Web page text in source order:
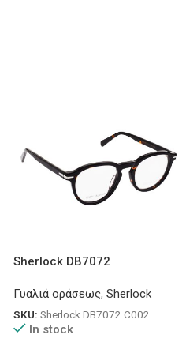
Sherlock DB7072
Γυαλιά οράσεως, Sherlock
SKU: Sherlock DB7072 C002
In stock